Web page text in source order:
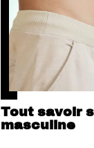
Tout savoir
masculine